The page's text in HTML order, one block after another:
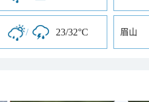
/ 23/32°C 眉山